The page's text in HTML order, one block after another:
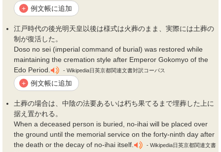
+ 例文帳に追加
江戸時代の後光明天皇以後は様式は火葬のまま、実際には土葬の
制が復活した。
Doso no sei (imperial command of burial) was restored while
maintaining the cremation style after Emperor Gokomyo of the
Edo Period.
- Wikipedia日英京都関連文書対訳コーパス
+ 例文帳に追加
土葬の場合は、中陰の法要あるいは朽ち果てるまで埋葬した上に
据え置かれる。
When a deceased person is buried, no-ihai will be placed over
the ground until the memorial service on the forty-ninth day after
the death or the decay of no-ihai itself.
- Wikipedia日英京都関連文書